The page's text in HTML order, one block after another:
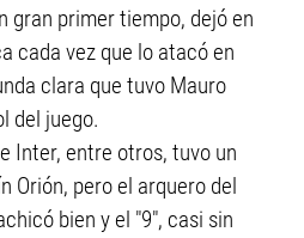
gran primer tiempo, dejó en
cada vez que lo atacó en
clara que tuvo Mauro
del juego.
Inter, entre otros, tuvo un
Orión, pero el arquero del
bien y el "9", casi sin